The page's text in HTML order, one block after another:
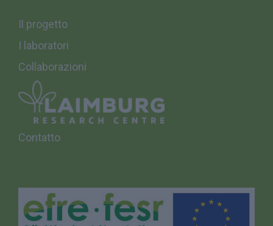
Il progetto
I laboratori
Collaborazioni
Contatto